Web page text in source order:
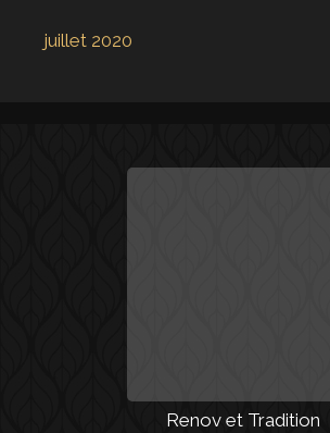
juillet 2020
Renov et Tradition